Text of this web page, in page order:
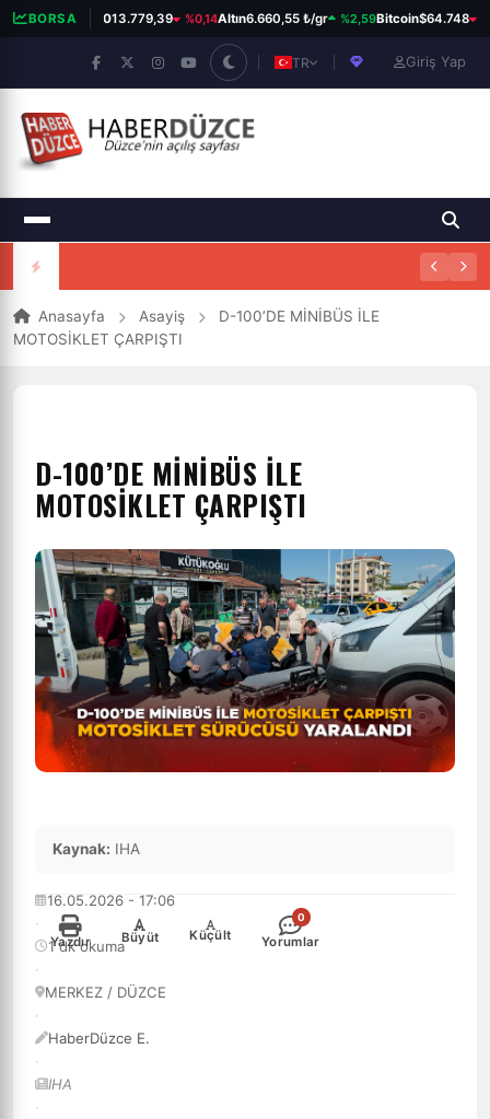
BORSA
BIST 10013.779,39 %0,14Altın6.660,55 ₺/gr %2,59Bitcoin$64.748
TR Giriş Yap
Anasayfa Asayiş
D-100’DE MİNİBÜS İLE
MOTOSİKLET ÇARPIŞTI
D-100’DE MİNİBÜS İLE
MOTOSİKLET ÇARPIŞTI
16.05.2026 - 17:06
·
1 dk okuma
·
MERKEZ / DÜZCE
·
HaberDüzce E.
·
IHA
·
Yazdır
+
Büyüt
-
Küçült
0
Yorumlar
Kaynak: IHA